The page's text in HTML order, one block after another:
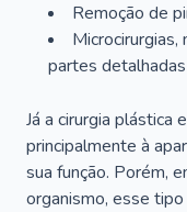
Remoção de
Microcirurgias,
partes
Já a cirurgia plástica
principalmente à
sua função. Porém,
organismo, esse